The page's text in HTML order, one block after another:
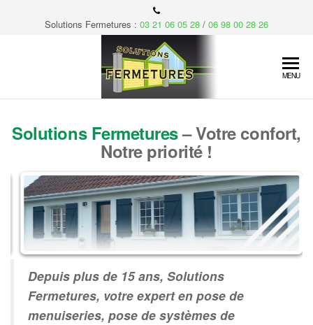
Solutions Fermetures : 03 21 06 05 28 / 06 98 00 28 26
MENU
Solutions Fermetures– Votre confort,
Notre priorité !
Depuis plus de 15 ans, Solutions
Fermetures, votre expert en pose de
menuiseries, pose de systèmes de